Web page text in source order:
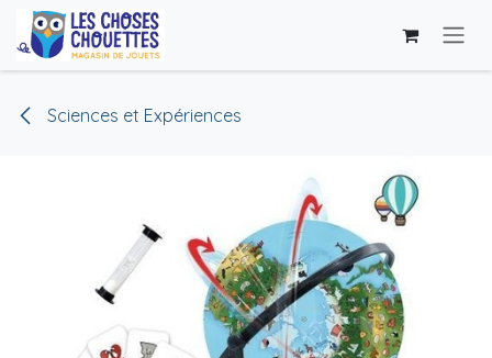
Se rendre au contenu
Sciences et Expériences